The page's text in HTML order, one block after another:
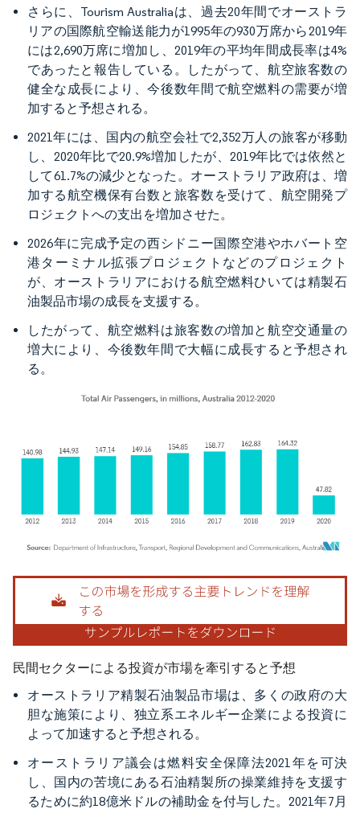
さらに、Tourism Australiaは、過去20年間でオーストラ
リアの国際航空輸送能力が1995年の930万席から2019年
には2,690万席に増加し、2019年の平均年間成長率は4%
であったと報告している。したがって、航空旅客数の
健全な成長により、今後数年間で航空燃料の需要が増
加すると予想される。
2021年には、国内の航空会社で2,352万人の旅客が移動
し、2020年比で20.9%増加したが、2019年比では依然と
して61.7%の減少となった。オーストラリア政府は、増
加する航空機保有台数と旅客数を受けて、航空開発プ
ロジェクトへの支出を増加させた。
2026年に完成予定の西シドニー国際空港やホバート空
港ターミナル拡張プロジェクトなどのプロジェクト
が、オーストラリアにおける航空燃料ひいては精製石
油製品市場の成長を支援する。
したがって、航空燃料は旅客数の増加と航空交通量の
増大により、今後数年間で大幅に成長すると予想され
る。
画像 © Mordor Intelligence。再利用にはCC BY 4.0の表示が必要です。
民間セクターによる投資が市場を牽引すると予想
オーストラリア精製石油製品市場は、多くの政府の大
胆な施策により、独立系エネルギー企業による投資に
よって加速すると予想される。
オーストラリア議会は燃料安全保障法2021年を可決
し、国内の苦境にある石油精製所の操業維持を支援す
るために約18億米ドルの補助金を付与した。2021年7月